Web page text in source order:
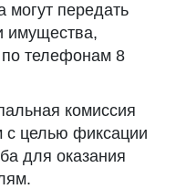
могут передать
имущества,
телефонам 8
комиссия
с целью фиксации
для оказания